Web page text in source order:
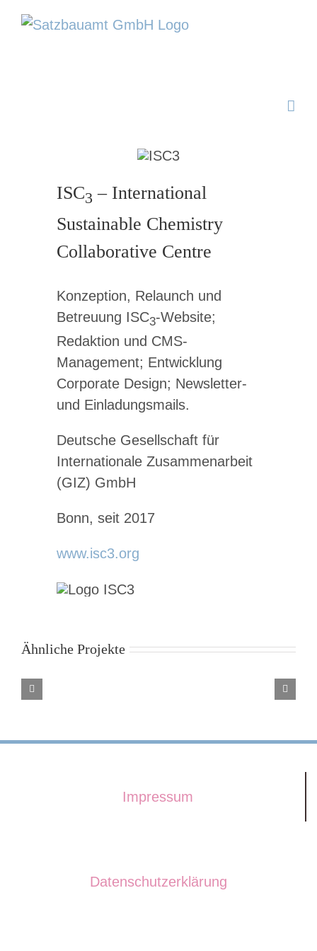
Inhalt
ISC3 – International
Sustainable Chemistry
Collaborative Centre
Konzeption, Relaunch und
Betreuung ISC3-Website;
Redaktion und CMS-
Management; Entwicklung
Corporate Design; Newsletter-
und Einladungsmails.
Deutsche Gesellschaft für
Internationale Zusammenarbeit
(GIZ) GmbH
Bonn, seit 2017
www.isc3.org
Ähnliche Projekte
Impressum
Datenschutzerklärung